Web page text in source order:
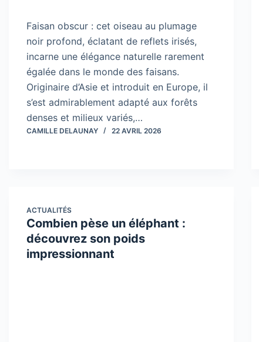
Faisan obscur : cet oiseau au plumage
noir profond, éclatant de reflets irisés,
incarne une élégance naturelle rarement
égalée dans le monde des faisans.
Originaire d’Asie et introduit en Europe, il
s’est admirablement adapté aux forêts
denses et milieux variés,…
CAMILLE DELAUNAY 22 AVRIL 2026
ACTUALITÉS
Combien pèse un éléphant :
découvrez son poids
impressionnant